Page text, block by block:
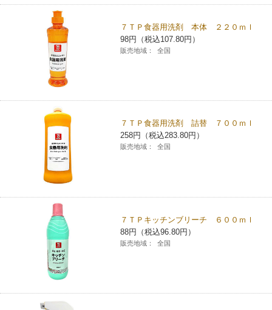
７ＴＰ食器用洗剤 本体 ２２０ｍｌ
98円（税込107.80円）
販売地域： 全国
７ＴＰ食器用洗剤 詰替 ７００ｍｌ
258円（税込283.80円）
販売地域： 全国
７ＴＰキッチンブリーチ ６００ｍｌ
88円（税込96.80円）
販売地域： 全国